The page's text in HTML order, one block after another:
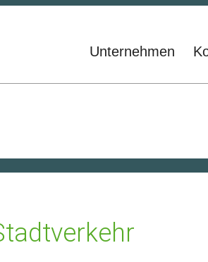
Unternehmen